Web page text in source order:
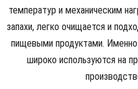
температур и механическим
запахи, легко очищается и
пищевыми продуктами.
широко используются на